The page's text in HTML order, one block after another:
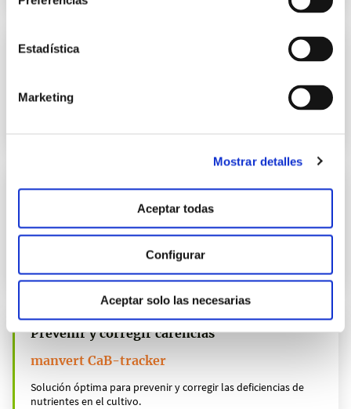
Estadística
Marketing
Mostrar detalles
Aceptar todas
Configurar
Aceptar solo las necesarias
Prevenir y corregir carencias
Solución óptima para prevenir y corregir las deficiencias de
Prevenir y corregir carencias
Solución óptima para prevenir y corregir las deficiencias de
Prevenir y corregir carencias
manvert CaB-tracker
Solución óptima para prevenir y corregir las deficiencias de
nutrientes en el cultivo.